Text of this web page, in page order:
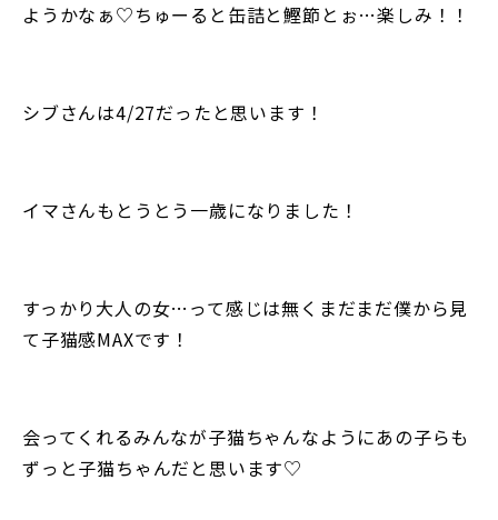
ようかなぁ♡ちゅーると缶詰と鰹節とぉ…楽しみ！！
シブさんは4/27だったと思います！
イマさんもとうとう一歳になりました！
すっかり大人の女…って感じは無くまだまだ僕から見
て子猫感MAXです！
会ってくれるみんなが子猫ちゃんなようにあの子らも
ずっと子猫ちゃんだと思います♡